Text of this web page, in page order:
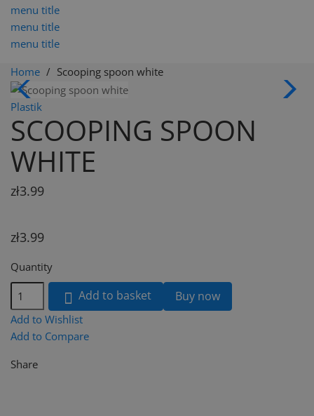
menu title
menu title
menu title
Home Scooping spoon white
Plastik
SCOOPING SPOON
WHITE
zł3.99
zł3.99
Quantity
 Add to basket Buy now
Add to Wishlist
Add to Compare
Share